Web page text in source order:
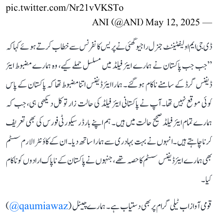
pic.twitter.com/Nr21vVKSTo
— ANI (@ANI)
May 12, 2025
ڈی جی ایم او لیفٹیننٹ جنرل راجیو گھئی نے پریس کانفرنس سے خطاب کرتے ہوئے کہا کہ
’’جب جب پاکستان نے ہمارے ایئر فیلڈ میں مسلسل حملے کیے، وہ ہمارے مضبوط ایئر
ڈیفنس گرڈ کے سامنے ناکام ہو گئے۔ ہمارا ایئر ڈیفنس اتنا مضبوط تھا کہ پاکستان کے پاس
کوئی موقع نہیں تھا۔ آپ نے پاکستانی ایئر فیلڈ کی حالت زار تو کل دیکھی ہی، جب کہ
ہمارے تمام ایئر فیلڈ صحیح حالت میں ہیں۔ ہم اپنے بارڈر سیکورٹی فورس کی بھی تعریف
کرنا چاہتے ہیں۔ انہوں نے بہت بہادری سے ہمارا ساتھ دیا۔ ان کے کاؤنٹر الارم سسٹم
بھی ہمارے ایئر ڈیفنس سسٹم کا حصہ تھے، جنہوں نے پاکستان کے ناپاک ارادوں کو ناکام
کیا۔
قومی آواز اب ٹیلی گرام پر بھی دستیاب ہے۔ ہمارے چینل (qaumiawaz@
)